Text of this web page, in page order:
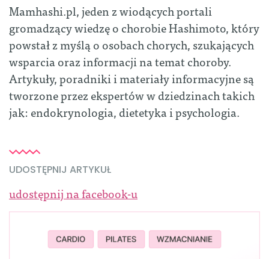
Mamhashi.pl, jeden z wiodących portali
gromadzący wiedzę o chorobie Hashimoto, który
powstał z myślą o osobach chorych, szukających
wsparcia oraz informacji na temat choroby.
Artykuły, poradniki i materiały informacyjne są
tworzone przez ekspertów w dziedzinach takich
jak: endokrynologia, dietetyka i psychologia.
UDOSTĘPNIJ ARTYKUŁ
udostępnij na facebook-u